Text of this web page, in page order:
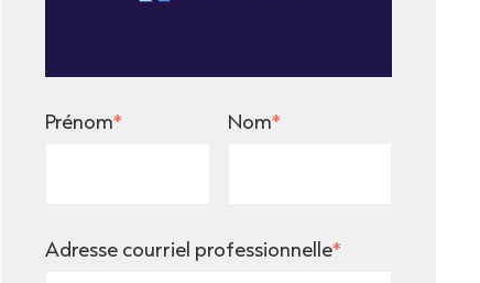
Prénom* Nom*
Adresse courriel professionnelle*